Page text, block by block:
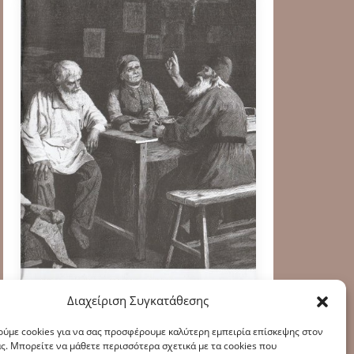
Διαχείριση Συγκατάθεσης
cookies για να σας προσφέρουμε καλύτερη εμπειρία επίσκεψης στον
Μπορείτε να μάθετε περισσότερα σχετικά με τα cookies που